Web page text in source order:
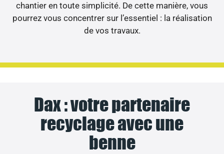
chantier en toute simplicité. De cette manière, vous
pourrez vous concentrer sur l’essentiel : la réalisation
de vos travaux.
Dax : votre partenaire
recyclage avec une
benne